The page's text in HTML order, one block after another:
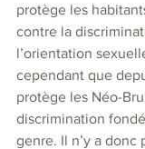
protège les
contre la
l’orientation
cependant que
protège les Néo-
discrimination
genre. Il n’y a donc